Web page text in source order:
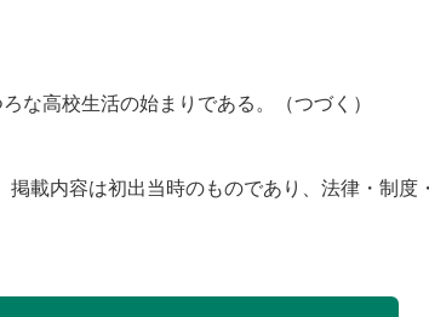
な高校生活の始まりである。（つづく）
載内容は初出当時のものであり、法律・制度・